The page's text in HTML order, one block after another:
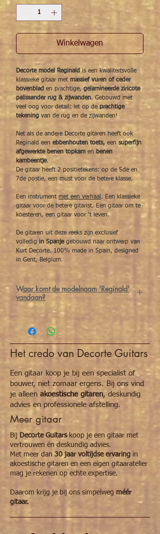
Winkelwagen
Decorte model Reginaldis een kwaliteitsvolle
klassieke gitaar met massief vuren of ceder
bovenblad en prachtige, gelamineerde ziricote
palissander rug & zijwanden. Gebouwd met
veel oog voor detail: let op de prachtige
tekening van de rug en de zijwanden!
Net als de andere Decorte gitaren heeft ook
Reginald een ebbenhouten toets, een superfijn
afgewerkte benen topkam en benen
kambeentje.
De gitaar heeft 2 positietekens: op de 5de en
7de postie, een must voor de betere klasse.
Een instrument met een verhaal . Een klassieke
gitaar voor de betere gitarist. Een gitaar om te
koesteren, een gitaar voor 't leven.
De gitaren uit deze reeks zijn exclusief
volledig
in Spanjegebouwd naar ontwerp van
Kurt Decorte. 100% made in Spain, designed
in Gent, Belgium.
Waar komt de modelnaam 'Reginald'
vandaan?
Alle Decorte klassieke gitaren krijgen een
specifieke naam verwijzend naar een
persoon die verbonden is met de
winkel/atelier.
Deze gitaar is genoemd naar een Britse
jongeman van 21j. Reginald Warneford, die
iets heel speciaals heeft gedaan op 6 juni
1915.
hier het verhaal in onze blogpagina.
Het credo van Decorte Guitars
Een gitaar koop je bij een specialist of
bouwer, niet zomaar ergens. Bij ons vind
je alleen akoestische gitaren, deskundig
advies en professionele afstelling.
Meer gitaar
Bij Decorte Guitarskoop je een gitaar met
vertrouwen én deskundig advies.
Met meer dan30 jaar voltijdse ervaring in
akoestische gitaren en een eigen gitaaratelier
mag je rekenen op echte expertise.
Daarom krijg je bij ons simpelweg méér
gitaar.